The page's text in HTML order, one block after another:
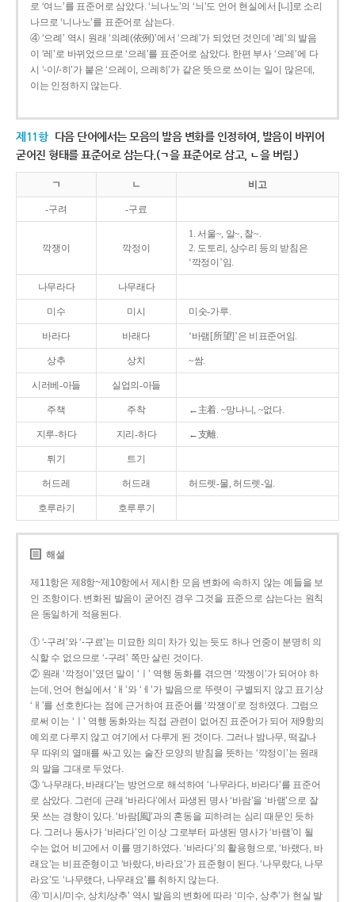
로 ‘여느’를 표준어로 삼았다. ‘늬나노’의 ‘늬’도 언어 현실에서 [니]로 소리
나므로 ‘니나노’를 표준어로 삼는다.
④ ‘으례’ 역시 원래 ‘의례(依例)’에서 ‘으례’가 되었던 것인데 ‘례’의 발음
이 ‘레’로 바뀌었으므로 ‘으레’를 표준어로 삼았다. 한편 부사 ‘으레’에 다
시 ‘-이/-히’가 붙은 ‘으레이, 으레히’가 같은 뜻으로 쓰이는 일이 많은데,
이는 인정하지 않는다.
제11항 다음 단어에서는 모음의 발음 변화를 인정하여, 발음이 바뀌어
굳어진 형태를 표준어로 삼는다.(ㄱ을 표준어로 삼고, ㄴ을 버림.)
ㄱ ㄴ 비고
-구려 -구료
깍쟁이 깍정이
1. 서울~, 알~, 찰~.
2. 도토리, 상수리 등의 받침은
‘깍정이’임.
나무라다 나무래다
미수 미시 미숫-가루.
바라다 바래다 ‘바램[所望]’은 비표준어임.
상추 상치 ~쌈.
시러베-아들 실업의-아들
주책 주착 ←主着. ~망나니, ~없다.
지루-하다 지리-하다 ←支離.
튀기 트기
허드레 허드래 허드렛-물, 허드렛-일.
호루라기 호루루기
해설
제11항은 제8항~제10항에서 제시한 모음 변화에 속하지 않는 예들을 보
인 조항이다. 변화된 발음이 굳어진 경우 그것을 표준으로 삼는다는 원칙
은 동일하게 적용된다.
① ‘-구려’와 ‘-구료’는 미묘한 의미 차가 있는 듯도 하나 언중이 분명히 의
식할 수 없으므로 ‘-구려’ 쪽만 살린 것이다.
② 원래 ‘깍정이’였던 말이 ‘ㅣ’ 역행 동화를 겪으면 ‘깍젱이’가 되어야 하
는데, 언어 현실에서 ‘ㅐ’와 ‘ㅔ’가 발음으로 뚜렷이 구별되지 않고 표기상
‘ㅐ’를 선호한다는 점에 근거하여 표준어를 ‘깍쟁이’로 정하였다. 그럼으
로써 이는 ‘ㅣ’ 역행 동화와는 직접 관련이 없어진 표준어가 되어 제9항의
예외로 다루지 않고 여기에서 다루게 된 것이다. 그러나 밤나무, 떡갈나
무 따위의 열매를 싸고 있는 술잔 모양의 받침을 뜻하는 ‘깍정이’는 원래
의 말을 그대로 두었다.
③ ‘나무래다, 바래다’는 방언으로 해석하여 ‘나무라다, 바라다’를 표준어
로 삼았다. 그런데 근래 ‘바라다’에서 파생된 명사 ‘바람’을 ‘바램’으로 잘
못 쓰는 경향이 있다. ‘바람[風]’과의 혼동을 피하려는 심리 때문인 듯하
다. 그러나 동사가 ‘바라다’인 이상 그로부터 파생된 명사가 ‘바램’이 될
수는 없어 비고에서 이를 명기하였다. ‘바라다’의 활용형으로, ‘바랬다, 바
래요’는 비표준형이고 ‘바랐다, 바라요’가 표준형이 된다. ‘나무랐다, 나무
라요’도 ‘나무랬다, 나무래요’를 취하지 않는다.
④ ‘미시/미수, 상치/상추’ 역시 발음의 변화에 따라 ‘미수, 상추’가 현실 발